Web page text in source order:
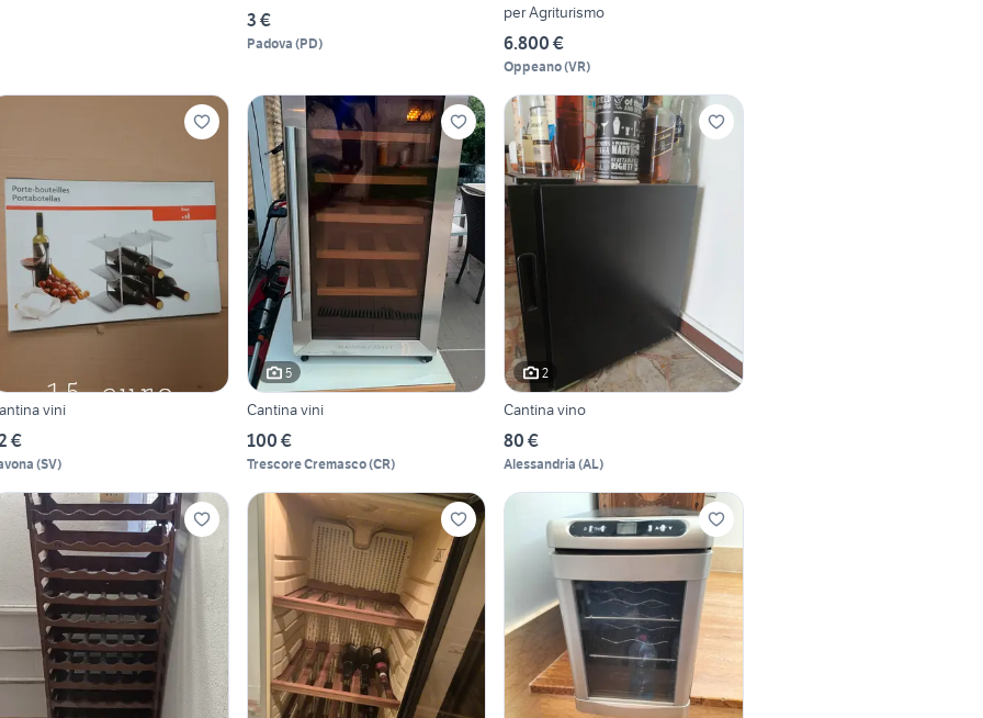
3 €
Padova (PD)
per Agriturismo
6.800 €
Oppeano(VR)
vini
€
(SV)
5
Cantina vini
100 €
Trescore Cremasco(CR)
2
Cantina vino
80 €
Alessandria (AL)